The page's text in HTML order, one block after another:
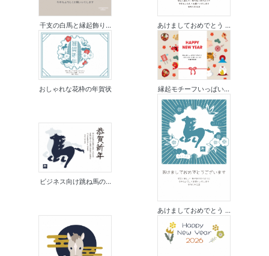
干支の白馬と縁起飾り... あけましておめでとう ...
おしゃれな花枠の年賀状 縁起モチーフいっぱい...
ビジネス向け跳ね馬の...
あけましておめでとう ...